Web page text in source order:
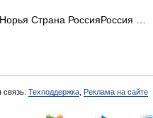
Страна РоссияРоссия …
связь: Техподдержка Реклама на сайте